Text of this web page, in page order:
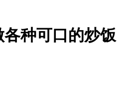
种可口的炒饭